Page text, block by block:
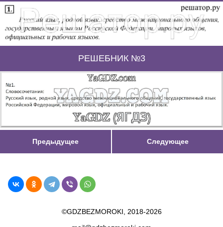
РЕШЕБНИК №3
Предыдущее Следующее
©GDZBEZMOROKI, 2018-2026